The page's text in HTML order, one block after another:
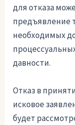
для отказа
предъявление
необходимых
давности.
Отказ в
исковое
будет